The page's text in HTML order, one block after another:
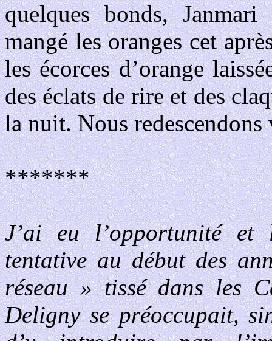
quelques bonds,
mangé les oranges cet
les écorces d’orange
des éclats de rire et des
la nuit. Nous
*******
J’ai eu l’opportunité
tentative au début des
réseau » tissé dans les
Deligny se préoccupait,